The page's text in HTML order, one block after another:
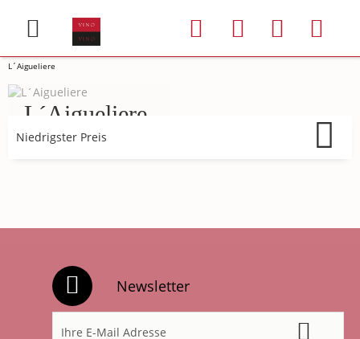
L´Aigueliere
L´Aigueliere
Newsletter